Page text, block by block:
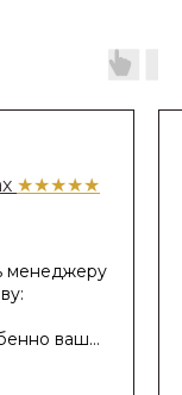
★★★★★
искал
и
на